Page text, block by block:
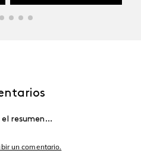
el resumen…
un comentario.